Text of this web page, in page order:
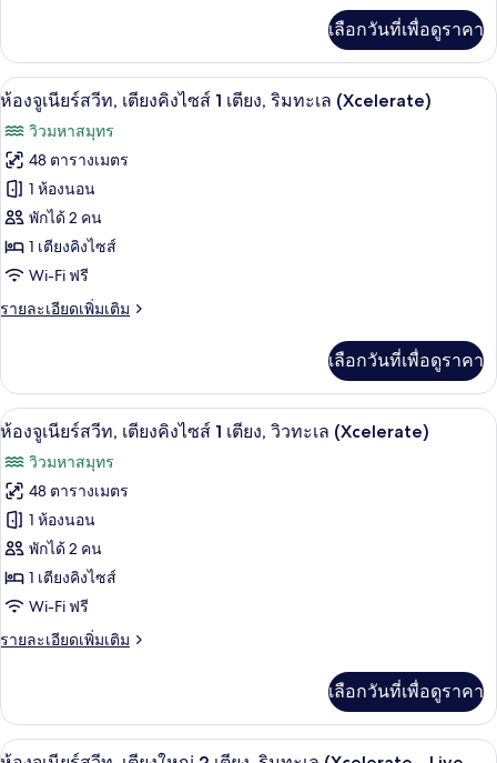
ใหญ่
2
เตียง,
วิว
ทะเล
(Xcelerate)
เกี่ยว
กับ
ห้อง
เนียร์
สวี
ท,
เตียง
ใหญ่
2
เตียง,
วิว
(Xcelerate)
เลือกวันที่เพื่อดูราคา
เปิด
ภาพถ่าย
ทั้งหมด
ของ
ห้อง
จู
เนียร์
สวีท,
คิง
ไซส์
1
เตียง,
ริม
ทะเล
(Xcelerate)
เครื่องนอนระดับพรีเมียม, ผ้านวมขนเ
7
ห้องจูเนียร์สวีท, เตียงคิงไซส์ 1 เตียง, ริมทะเล (Xcelerate)
วิวมหาสมุทร
48 ตารางเมตร
1 ห้องนอน
พักได้ 2 คน
1 เตียงคิงไซส์
Wi-Fi ฟรี
รายละเอียดเพิ่มเติม
ราย
เกี่ยว
กับ
ห้อง
เนียร์
สวี
ท,
เตียง
คิง
ไซส์
เตียง,
ทะเล
เลือกวันที่เพื่อดูราคา
เปิด
ภาพถ่าย
ทั้งหมด
ของ
ห้อง
จู
เนียร์
สวีท,
คิง
ไซส์
เครื่องนอนระดับพรีเมียม, ผ้านวมขนเ
7
ห้องจูเนียร์สวีท, เตียงคิงไซส์ 1 เตียง, วิวทะเล (Xcelerate)
วิวมหาสมุทร
48 ตารางเมตร
1 ห้องนอน
พักได้ 2 คน
1 เตียงคิงไซส์
Wi-Fi ฟรี
รายละเอียดเพิ่มเติม
ราย
เกี่ยว
กับ
ห้อง
เลือกวันที่เพื่อดูราคา
เปิด เครื่องนอนระดับพรีเมียม, ผ้านวมขนเ
6